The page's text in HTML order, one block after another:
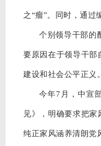
之“瘤”。同时，通过
个别领导干部的
要原因在于领导干部
建设和社会公平正义。
今年7月，中宣
见》，明确要求把
纯正家风涵养清朗党